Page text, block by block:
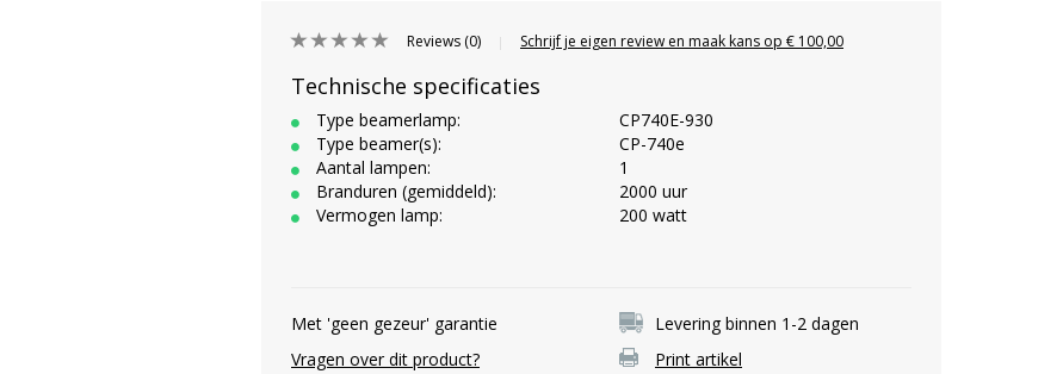
Reviews (0) Schrijf je eigen review en maak kans op € 100,00
Technische specificaties
Type beamerlamp:
CP740E-930
Type beamer(s):
CP-740e
Aantal lampen:
1
Branduren (gemiddeld):
2000 uur
Vermogen lamp:
200 watt
Met 'geen gezeur' garantie
Levering binnen 1-2 dagen
Vragen over dit product?
Print artikel